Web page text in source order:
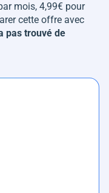
mois, 4,99€ pour
cette offre avec
pas trouvé de